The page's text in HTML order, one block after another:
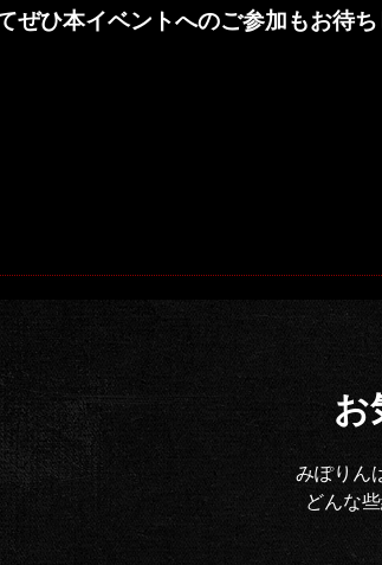
ぜひ本イベントへのご参加もお待ち
お
みぽりん
どんな